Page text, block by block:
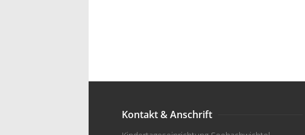
Kontakt & Anschrift